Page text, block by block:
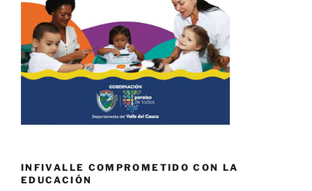
INFIVALLE COMPROMETIDO CON LA
EDUCACIÓN